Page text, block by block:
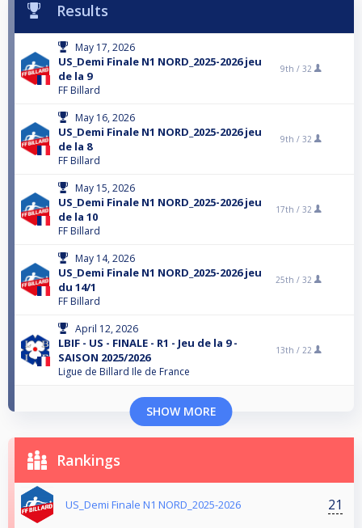
Results
May 17, 2026
US_Demi Finale N1 NORD_2025-2026 jeu
de la 9
FF Billard
9th / 32
May 16, 2026
US_Demi Finale N1 NORD_2025-2026 jeu
de la 8
FF Billard
9th / 32
May 15, 2026
US_Demi Finale N1 NORD_2025-2026 jeu
de la 10
FF Billard
17th / 32
May 14, 2026
US_Demi Finale N1 NORD_2025-2026 jeu
du 14/1
FF Billard
25th / 32
April 12, 2026
LBIF - US - FINALE - R1 - Jeu de la 9 -
SAISON 2025/2026
Ligue de Billard Ile de France
13th / 22
SHOW MORE
Rankings
US_Demi Finale N1 NORD_2025-2026 21